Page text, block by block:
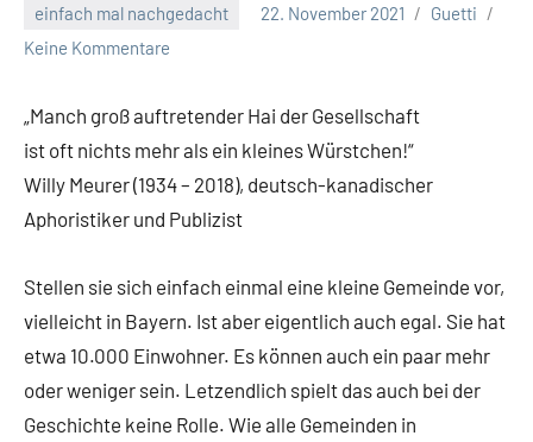
einfach mal nachgedacht 22. November 2021
Guetti
Keine Kommentare
„Manch groß auftretender Hai der Gesellschaft
ist oft nichts mehr als ein kleines Würstchen!“
Willy Meurer (1934 – 2018), deutsch-kanadischer
Aphoristiker und Publizist
Stellen sie sich einfach einmal eine kleine Gemeinde vor,
vielleicht in Bayern. Ist aber eigentlich auch egal. Sie hat
etwa 10.000 Einwohner. Es können auch ein paar mehr
oder weniger sein. Letzendlich spielt das auch bei der
Geschichte keine Rolle. Wie alle Gemeinden in